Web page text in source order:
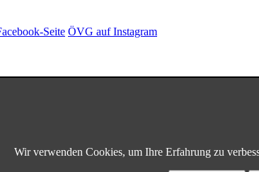
Wir verwenden Cookies, um Ihre Erfahrung zu
Seite ÖVG auf Instagram